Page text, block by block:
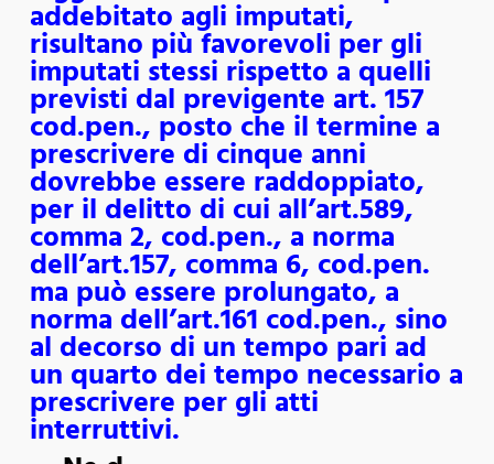
addebitato agli imputati,
risultano più favorevoli per gli
imputati stessi rispetto a quelli
previsti dal previgente art. 157
cod.pen., posto che il termine a
prescrivere di cinque anni
dovrebbe essere raddoppiato,
per il delitto di cui all’art.589,
comma 2, cod.pen., a norma
dell’art.157, comma 6, cod.pen.
ma può essere prolungato, a
norma dell’art.161 cod.pen., sino
al decorso di un tempo pari ad
un quarto dei tempo necessario a
prescrivere per gli atti
interruttivi.